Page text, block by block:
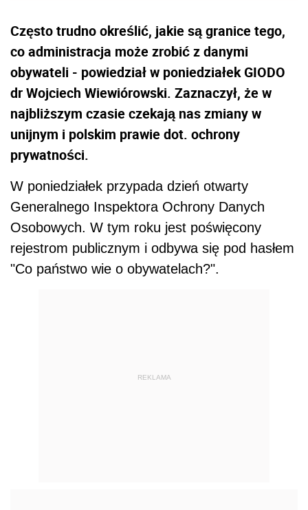
Często trudno określić, jakie są granice tego,
co administracja może zrobić z danymi
obywateli - powiedział w poniedziałek GIODO
dr Wojciech Wiewiórowski. Zaznaczył, że w
najbliższym czasie czekają nas zmiany w
unijnym i polskim prawie dot. ochrony
prywatności.
W poniedziałek przypada dzień otwarty
Generalnego Inspektora Ochrony Danych
Osobowych. W tym roku jest poświęcony
rejestrom publicznym i odbywa się pod hasłem
"Co państwo wie o obywatelach?".
REKLAMA